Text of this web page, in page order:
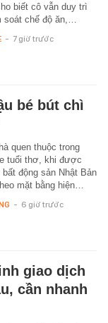
biết cô vẫn duy trì
soát chế độ ăn,…
- 7 giờ trước
bé bút chì
quen thuộc trong
tuổi thơ, khi được
động sản Nhật Bản
mặt bằng hiện…
- 6 giờ trước
giao dịch
cần nhanh